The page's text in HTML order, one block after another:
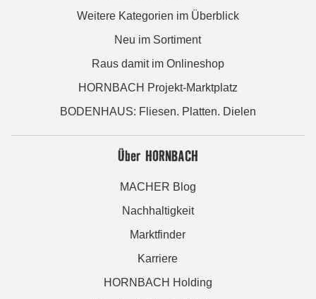
Weitere Kategorien im Überblick
Neu im Sortiment
Raus damit im Onlineshop
HORNBACH Projekt-Marktplatz
BODENHAUS: Fliesen. Platten. Dielen
Über HORNBACH
MACHER Blog
Nachhaltigkeit
Marktfinder
Karriere
HORNBACH Holding